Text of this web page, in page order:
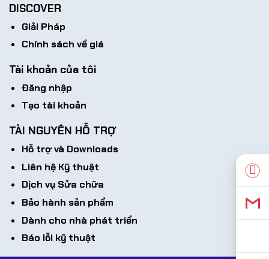
DISCOVER
Giải Pháp
Chính sách về giá
Tài khoản của tôi
Đăng nhập
Tạo tài khoản
TÀI NGUYÊN HỖ TRỢ
Hỗ trợ và Downloads
Liên hệ Kỹ thuật
Dịch vụ Sửa chữa
Bảo hành sản phẩm
Dành cho nhà phát triển
Báo lỗi kỹ thuật